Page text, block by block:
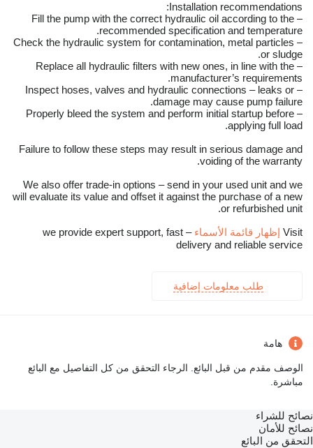
Installation recommendations:
– Fill the pump with the correct hydraulic oil according to the
recommended specification and temperature.
– Check the hydraulic system for contamination, metal particles
or sludge.
– Replace all hydraulic filters with new ones, in line with the
manufacturer’s requirements.
– Inspect hoses, valves and hydraulic connections – leaks or
damage may cause pump failure.
– Properly bleed the system and perform initial startup before
applying full load.
Failure to follow these steps may result in serious damage and
voiding of the warranty.
We also offer trade-in options – send in your used unit and we
will evaluate its value and offset it against the purchase of a new
or refurbished unit.
Visit إظهار قائمة الأسماء
– we provide expert support, fast
delivery and reliable service
طلب معلومات إضافية
هامة
الوصف مقدم من قبل البائع. الرجاء التحقق من كل التفاصيل مع البائع
مباشرة.
نصائح للشراء
نصائح للأمان
التحقق من البائع